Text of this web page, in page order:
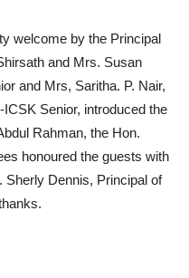
welcome by the Principal
and Mrs. Susan
and Mrs, Saritha. P. Nair,
Senior, introduced the
Rahman, the Hon.
honoured the guests with
Sherly Dennis, Principal of